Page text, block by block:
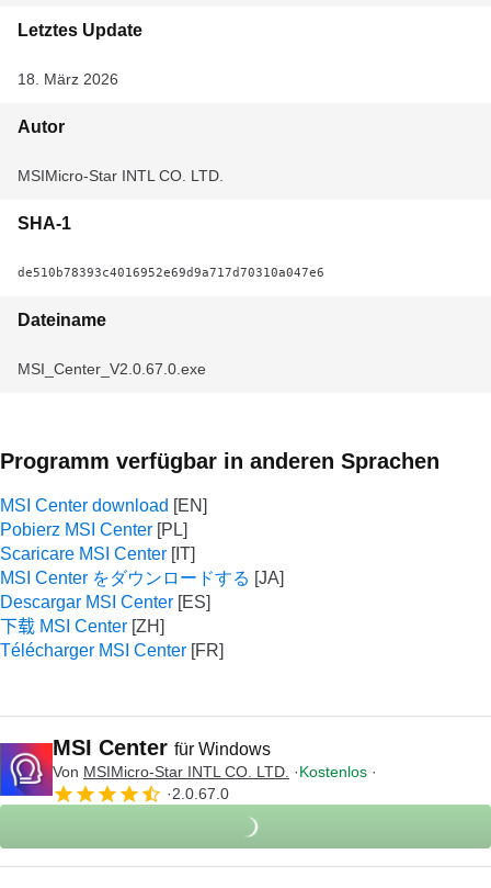
Letztes Update
18. März 2026
Autor
MSIMicro-Star INTL CO. LTD.
SHA-1
de510b78393c4016952e69d9a717d70310a047e6
Dateiname
MSI_Center_V2.0.67.0.exe
Programm verfügbar in anderen Sprachen
MSI Center download
Pobierz MSI Center
Scaricare MSI Center
MSI Center をダウンロードする
Descargar MSI Center
下载 MSI Center
Télécharger MSI Center
MSI Center für Windows
Von MSIMicro-Star INTL CO. LTD.
Kostenlos
2.0.67.0